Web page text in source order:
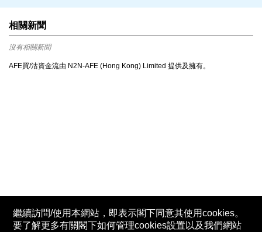
相關新聞
沒有相關新聞
AFE買/沽資金流由 N2N-AFE (Hong Kong) Limited 提供及擁有。
繼續訪問/使用本網站，即表示閣下同意其使用cookies。
要了解更多有關閣下如何管理cookies設置以及我們網站